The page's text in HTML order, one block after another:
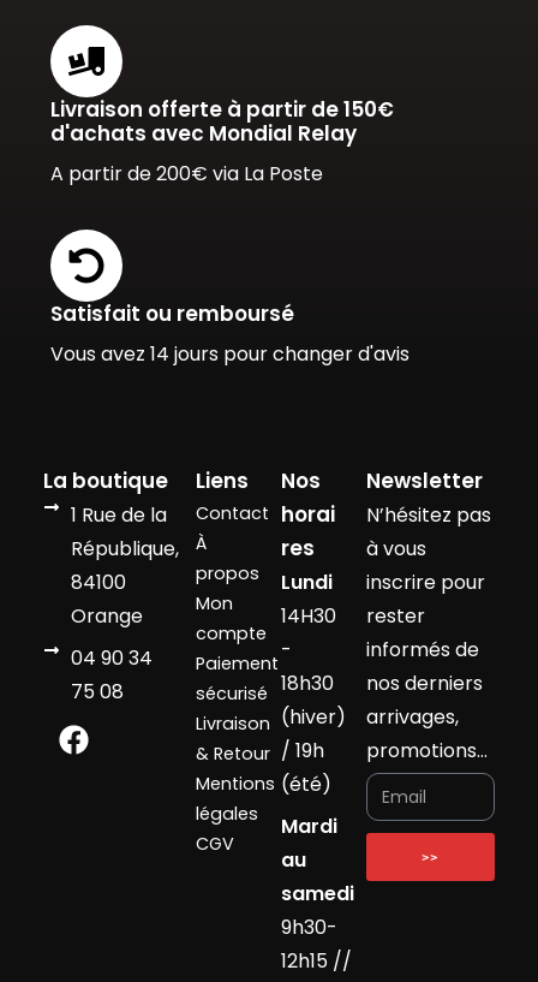
Livraison offerte à partir de 150€
d'achats avec Mondial Relay
A partir de 200€ via La Poste
Satisfait ou remboursé
Vous avez 14 jours pour changer d'avis
La boutique
1 Rue de la
République,
84100
Orange
04 90 34
75 08
Liens
Contact
À
propos
Mon
compte
Paiement
sécurisé
Livraison
& Retour
Mentions
légales
CGV
Nos
horai
res
Lundi
14H30
-
18h30
(hiver)
/ 19h
(été)
Mardi
au
samedi
9h30-
12h15 //
Newsletter
N’hésitez pas
à vous
inscrire pour
rester
informés de
nos derniers
arrivages,
promotions…
>>